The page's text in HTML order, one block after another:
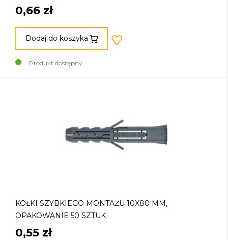
0,66 zł
Dodaj do koszyka
Produkt dostępny
KOŁKI SZYBKIEGO MONTAŻU 10X80 MM,
OPAKOWANIE 50 SZTUK
0,55 zł